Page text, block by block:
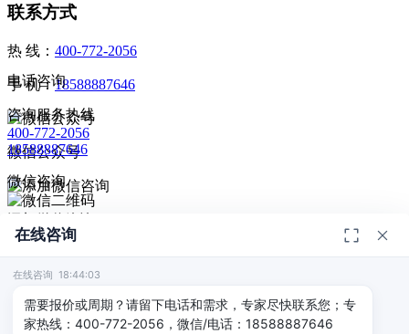
联系方式
热 线： 400-772-2056
手 机：18588887646
微信公众号
© 2026深圳市德恺检测有限公司版权所有 -宣传册|粤ICP备
2025393459号-1
电话咨询
咨询服务热线
400-772-2056
18588887646
微信咨询
扫码添加微信咨询
给我回电
在线咨询
在线咨询 18:44:03
需要报价或周期？请留下电话和需求，专家尽快联系您；专
家热线：400-772-2056，微信/电话：18588887646